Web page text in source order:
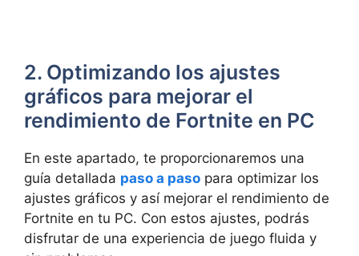
2. Optimizando los ajustes
gráficos para mejorar el
rendimiento de Fortnite en PC
En este apartado, te proporcionaremos una
guía detallada paso a paso para optimizar los
ajustes gráficos y así mejorar el rendimiento de
Fortnite en tu PC. Con estos ajustes, podrás
disfrutar de una experiencia de juego fluida y